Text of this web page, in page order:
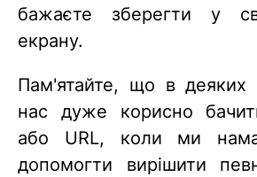
бажаєте зберегти у
екрану.
Пам'ятайте, що в деяких
нас дуже корисно
або URL, коли ми
допомогти вирішити